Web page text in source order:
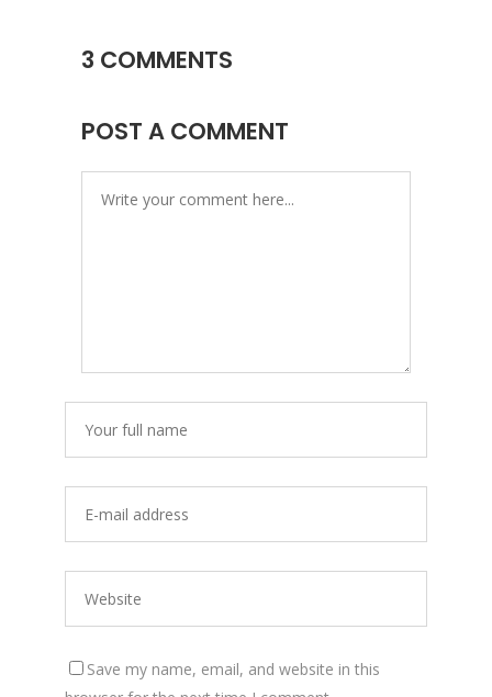
3 COMMENTS
POST A COMMENT
Save my name, email, and website in this